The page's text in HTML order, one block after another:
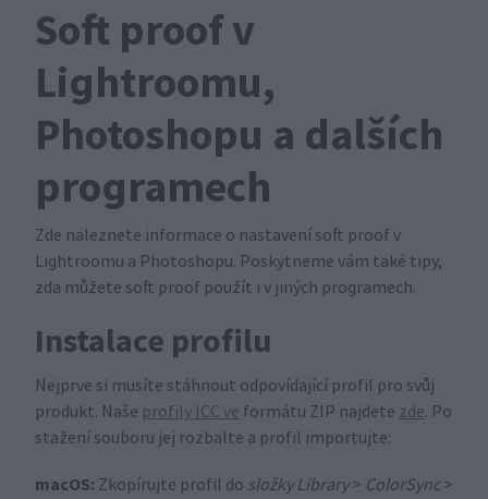
Soft proof v
Lightroomu,
Photoshopu a dalších
programech
Zde naleznete informace o nastavení soft proof v
Lightroomu a Photoshopu. Poskytneme vám také tipy,
zda můžete soft proof použít i v jiných programech.
Instalace profilu
Nejprve si musíte stáhnout odpovídající profil pro svůj
produkt. Naše profily ICC ve formátu ZIP najdete zde. Po
stažení souboru jej rozbalte a profil importujte:
macOS: Zkopírujte profil do složky Library> ColorSync>